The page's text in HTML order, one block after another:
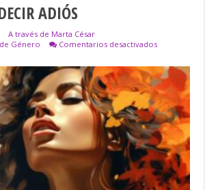
ADIÓS
A través de Marta César
Género Comentarios desactivadosen
DECIR
ADIÓS